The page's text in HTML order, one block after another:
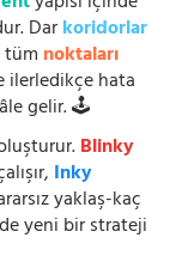
Darkoridorlar
noktaları
ilerledikçe hata
gelir. 🕹️
Blinky
Inky
yaklaş-kaç
yeni bir strateji